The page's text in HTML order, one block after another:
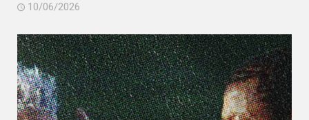
10/06/2026